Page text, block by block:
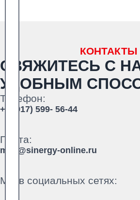
КОНТАКТЫ
СВЯЖИТЕСЬ С
УДОБНЫМ
Телефон:
+7 (917) 599- 56-44
Почта:
mail@sinergy-online.ru
Мы в социальных сетях: